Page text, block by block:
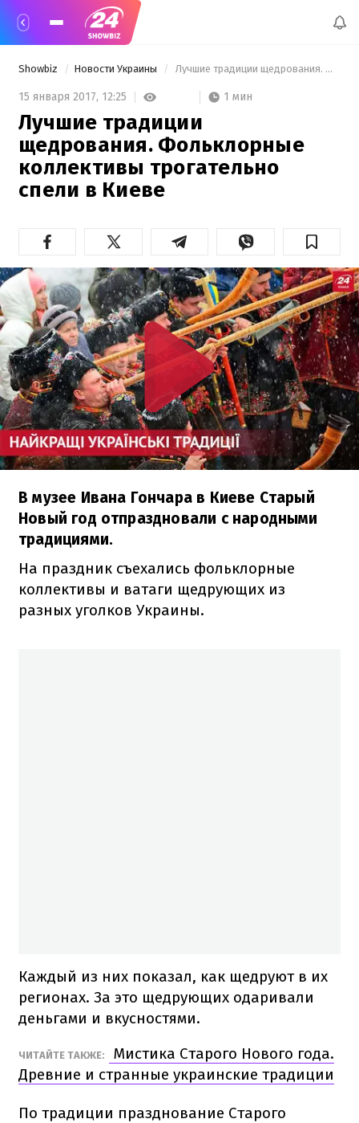
Showbiz Новости Украины Лучшие традиции щедрования. Фольклорные коллективы трогательно спели в Киеве
15 января 2017, 12:25 1 мин
Лучшие традиции
щедрования. Фольклорные
коллективы трогательно
спели в Киеве
В музее Ивана Гончара в Киеве Старый
Новый год отпраздновали с народными
традициями.
На праздник съехались фольклорные
коллективы и ватаги щедрующих из
разных уголков Украины.
Каждый из них показал, как щедруют в их
регионах. За это щедрующих одаривали
деньгами и вкусностями.
ЧИТАЙТЕ ТАКЖЕ:
Мистика Старого Нового года.
Древние и странные украинские традиции
По традиции празднование Старого